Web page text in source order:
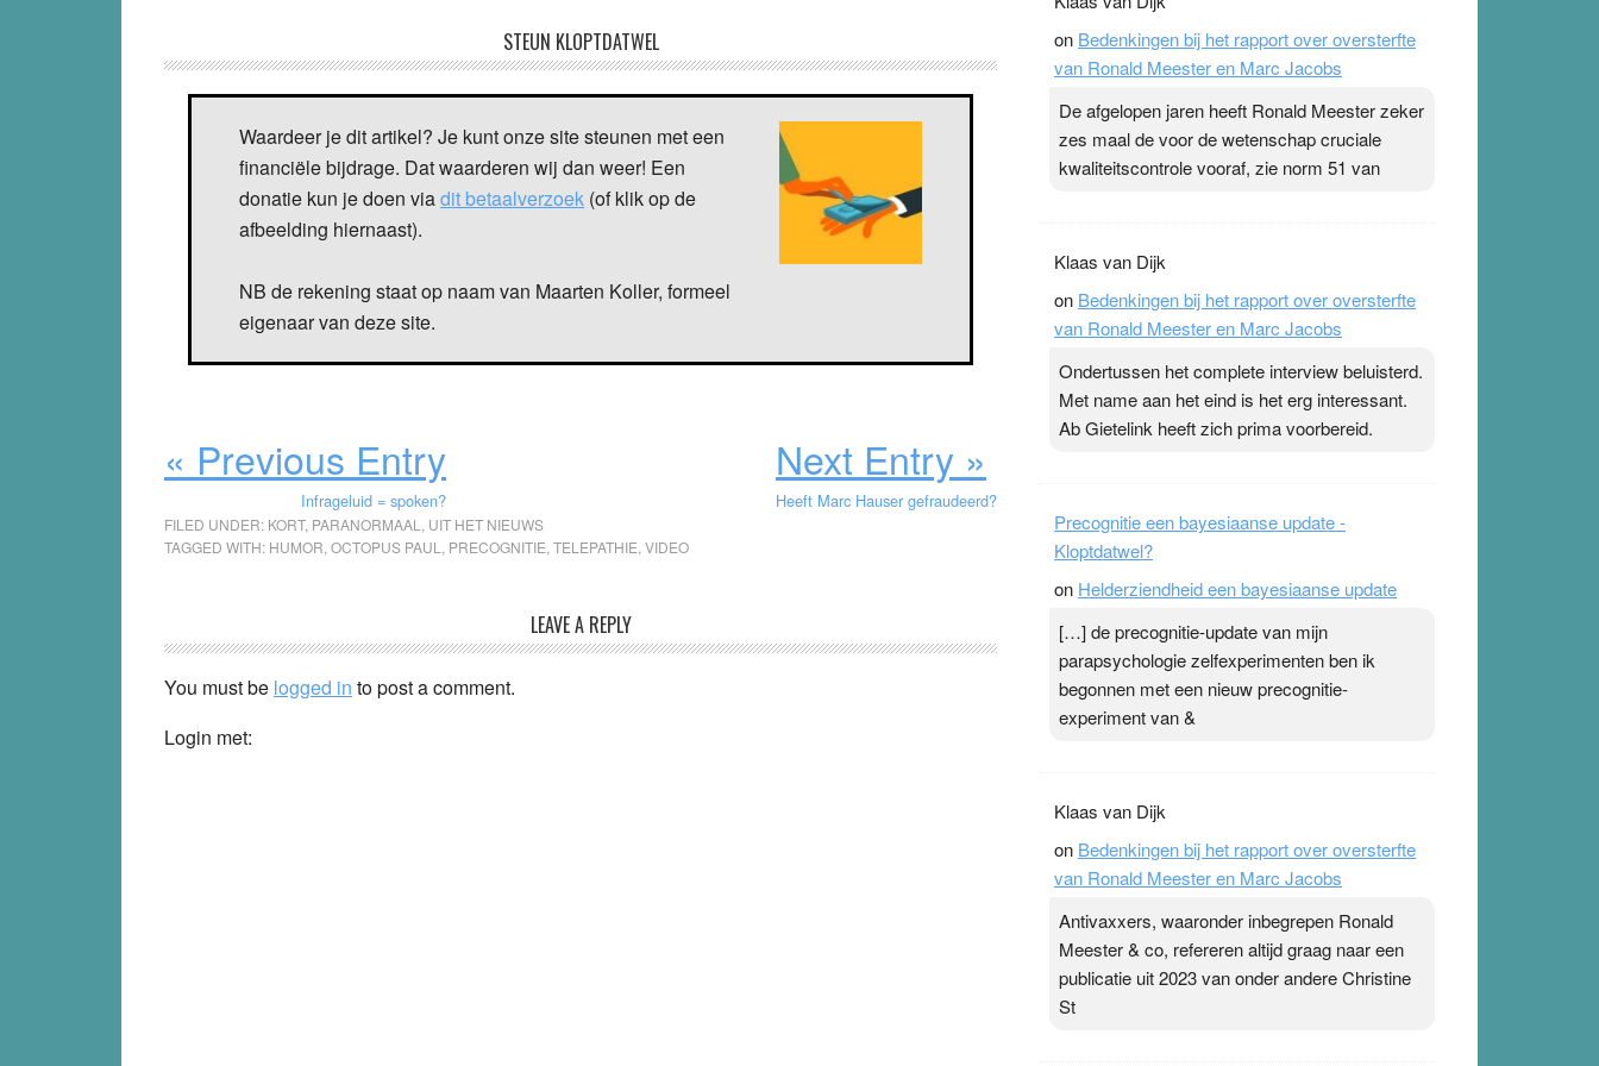
STEUN KLOPTDATWEL
Waardeer je dit artikel? Je kunt onze site steunen met een
financiële bijdrage. Dat waarderen wij dan weer! Een
donatie kun je doen viadit betaalverzoek (of klik op de
afbeelding hiernaast).
NB de rekening staat op naam van Maarten Koller, formeel
eigenaar van deze site.
« Previous Entry
Infrageluid = spoken?
Next Entry »
Heeft Marc Hauser gefraudeerd?
FILED UNDER: KORT, PARANORMAAL
UIT HET NIEUWS
TAGGED WITH: HUMOR OCTOPUS PAUL PRECOGNITIE TELEPATHIE VIDEO
Interactions
LEAVE A REPLY
You must be logged in to post a comment.
Login met:
on Bedenkingen bij het rapport over oversterfte
van Ronald Meester en Marc Jacobs
De afgelopen jaren heeft Ronald Meester zeker
zes maal de voor de wetenschap cruciale
kwaliteitscontrole vooraf, zie norm 51 van
Klaas van Dijk
on Bedenkingen bij het rapport over oversterfte
van Ronald Meester en Marc Jacobs
Ondertussen het complete interview beluisterd.
Met name aan het eind is het erg interessant.
Ab Gietelink heeft zich prima voorbereid.
Precognitie een bayesiaanse update -
Kloptdatwel?
on Helderziendheid een bayesiaanse update
[…] de precognitie-update van mijn
parapsychologie zelfexperimenten ben ik
begonnen met een nieuw precognitie-
experiment van &
Klaas van Dijk
on Bedenkingen bij het rapport over oversterfte
van Ronald Meester en Marc Jacobs
Antivaxxers, waaronder inbegrepen Ronald
Meester & co, refereren altijd graag naar een
publicatie uit 2023 van onder andere Christine
St